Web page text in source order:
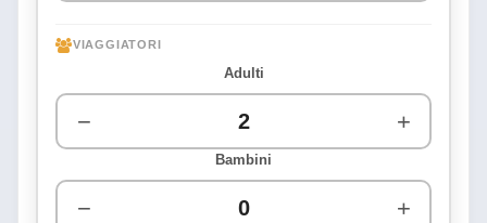
VIAGGIATORI
Adulti
− +
Bambini
− +